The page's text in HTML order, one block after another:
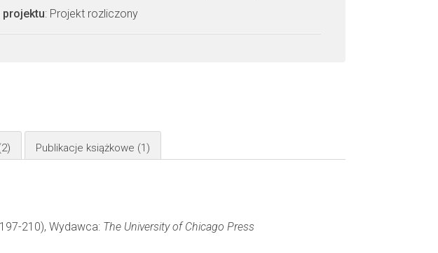
projektu: Projekt rozliczony
Publikacje książkowe (1)
210), Wydawca: The University of Chicago Press